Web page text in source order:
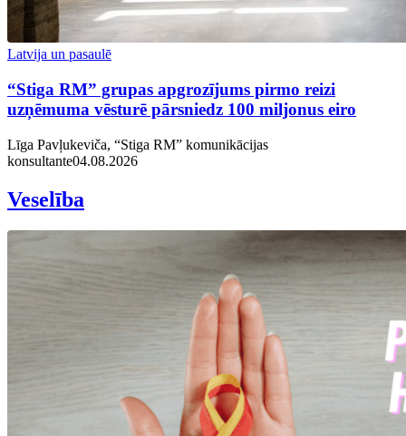
Latvija un pasaulē
“Stiga RM” grupas apgrozījums pirmo reizi
uzņēmuma vēsturē pārsniedz 100 miljonus eiro
Līga Pavļukeviča, “Stiga RM” komunikācijas
konsultante04.08.2026
Veselība